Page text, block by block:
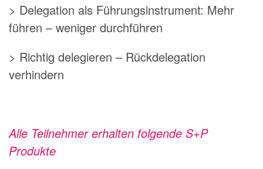
> Delegation als Führungsinstrument: Mehr
führen – weniger durchführen
> Richtig delegieren – Rückdelegation
verhindern
Alle Teilnehmer erhalten folgende S+P
Produkte